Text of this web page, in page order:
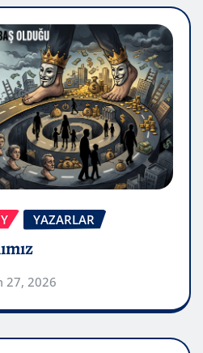
YAZARLAR
27, 2026